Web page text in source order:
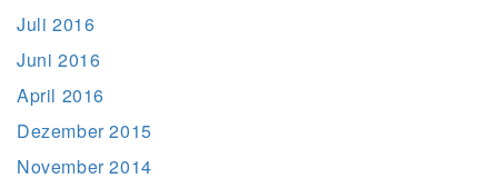
Juli 2016
Juni 2016
April 2016
Dezember 2015
November 2014